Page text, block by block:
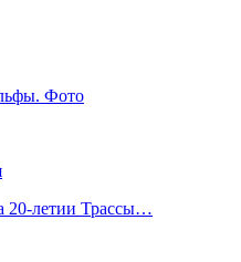
Фото
20-летии Трассы…